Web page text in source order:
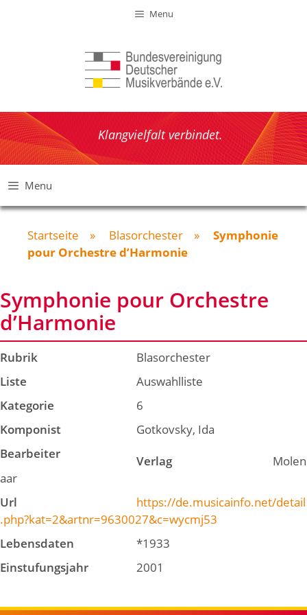
Menu
Klangvielfalt verbindet.
Menu
Startseite » Blasorchester » Symphonie
pour Orchestre d’Harmonie
Symphonie pour Orchestre
d’Harmonie
Rubrik
Blasorchester
Liste
Auswahlliste
Kategorie
6
Komponist
Gotkovsky, Ida
Bearbeiter
Verlag
Molen
aar
Url
https://de.musicainfo.net/detail
.php?kat=2&artnr=9630027&c=wycmj53
Lebensdaten
*1933
Einstufungsjahr
2001